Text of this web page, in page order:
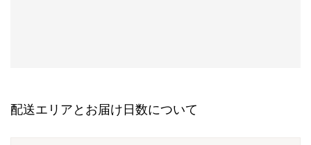
配送エリアとお届け日数について